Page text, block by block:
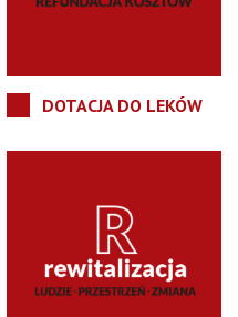
DOTACJA DO LEKÓW